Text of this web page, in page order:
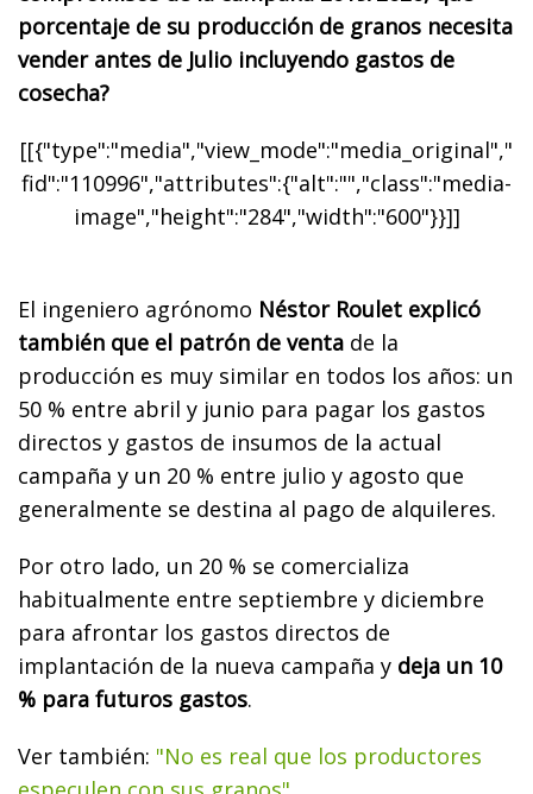
porcentaje de su producción de granos necesita
vender antes de Julio incluyendo gastos de
cosecha?
[[{"type":"media","view_mode":"media_original","
fid":"110996","attributes":{"alt":"","class":"media-
image","height":"284","width":"600"}}]]
El ingeniero agrónomo Néstor Roulet explicó
también que el patrón de venta de la
producción es muy similar en todos los años: un
50 % entre abril y junio para pagar los gastos
directos y gastos de insumos de la actual
campaña y un 20 % entre julio y agosto que
generalmente se destina al pago de alquileres.
Por otro lado, un 20 % se comercializa
habitualmente entre septiembre y diciembre
para afrontar los gastos directos de
implantación de la nueva campaña y deja un 10
% para futuros gastos.
Ver también: "No es real que los productores